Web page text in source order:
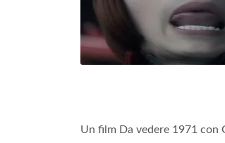
Un film Da vedere 1971 con